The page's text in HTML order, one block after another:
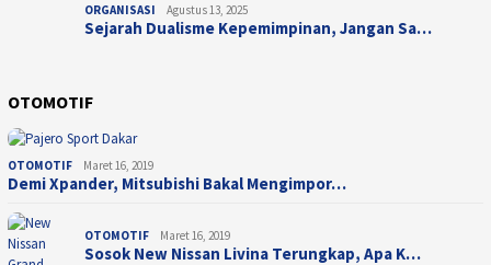
ORGANISASI Agustus 13, 2025
Sejarah Dualisme Kepemimpinan, Jangan Sa…
OTOMOTIF
OTOMOTIF Maret 16, 2019
Demi Xpander, Mitsubishi Bakal Mengimpor…
OTOMOTIF Maret 16, 2019
Sosok New Nissan Livina Terungkap, Apa K…